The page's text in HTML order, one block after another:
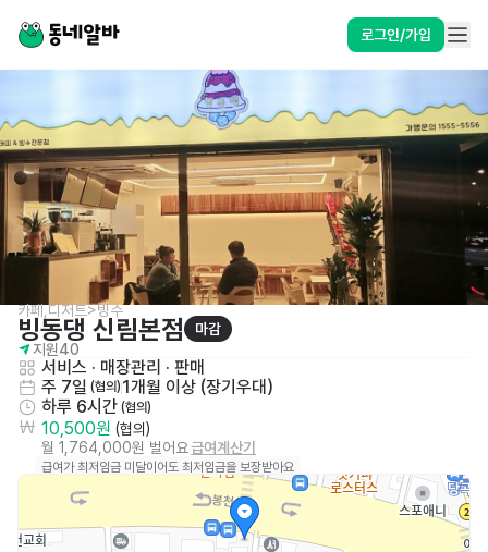
로그인/가입
카페,디저트>빙수
빙동댕 신림본점
마감
지원40
서비스 · 매장관리 · 판매
주 7일 (협의) 1개월 이상 (장기우대)
하루 6시간 (협의)
10,500원 (협의)
월 1,764,000원 벌어요급여계산기
급여가 최저임금 미달이어도 최저임금을 보장받아요